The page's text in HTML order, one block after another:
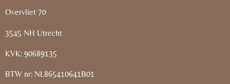
Overvliet 70
3545 NH Utrecht
KVK: 90689135
BTW nr: NL865410641B01